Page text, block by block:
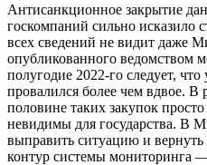
Антисанкционное закрытие
госкомпаний сильно исказило
всех сведений не видит даже
опубликованного ведомством
полугодие 2022-го следует,
провалился более чем вдвое. В
половине таких закупок
невидимы для государства. В
выправить ситуацию и
контур системы мониторинга